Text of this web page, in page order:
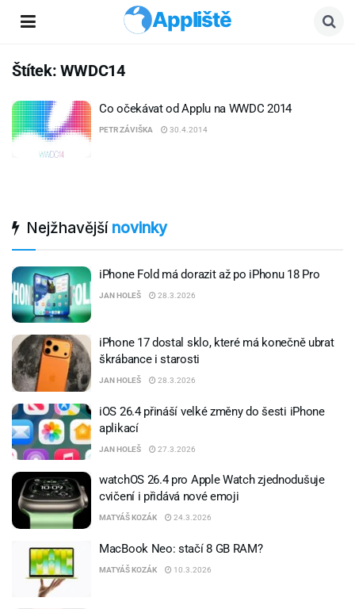
Appliště
Štítek: WWDC14
Co očekávat od Applu na WWDC 2014
PETR ZÁVIŠKA 30.4.2014
Nejžhavějšínovinky
iPhone Fold má dorazit až po iPhonu 18 Pro
JAN HOLEŠ 28.3.2026
iPhone 17 dostal sklo, které má konečně ubrat
škrábance i starosti
JAN HOLEŠ 28.3.2026
iOS 26.4 přináší velké změny do šesti iPhone
aplikací
JAN HOLEŠ 27.3.2026
watchOS 26.4 pro Apple Watch zjednodušuje
cvičení i přidává nové emoji
MATYÁŠ KOZÁK 24.3.2026
MacBook Neo: stačí 8 GB RAM?
MATYÁŠ KOZÁK 10.3.2026